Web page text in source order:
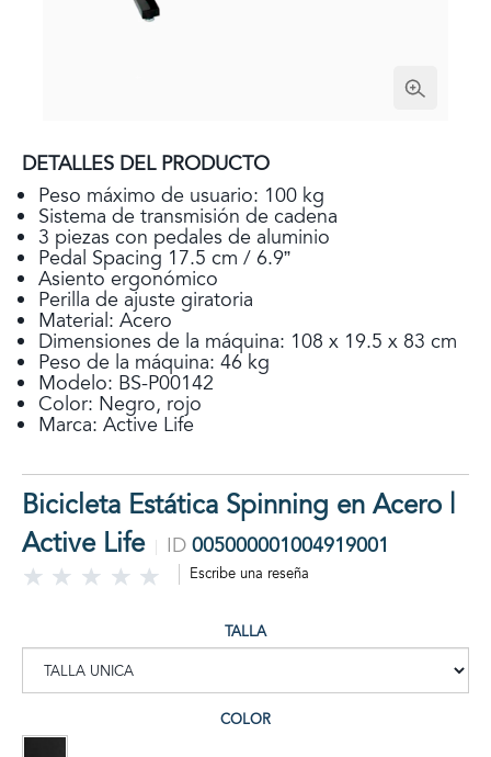
DETALLES DEL PRODUCTO
Peso máximo de usuario: 100 kg
Sistema de transmisión de cadena
3 piezas con pedales de aluminio
Pedal Spacing 17.5 cm / 6.9”
Asiento ergonómico
Perilla de ajuste giratoria
Material: Acero
Dimensiones de la máquina: 108 x 19.5 x 83 cm
Peso de la máquina: 46 kg
Modelo: BS-P00142
Color: Negro, rojo
Marca: Active Life
Bicicleta Estática Spinning en Acero |
Active Life
ID 005000001004919001
Escribe una reseña
TALLA
COLOR